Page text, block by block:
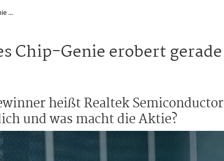
...
Chip-Genie erobert gerade
heißt Realtek Semiconductor
und was macht die Aktie?